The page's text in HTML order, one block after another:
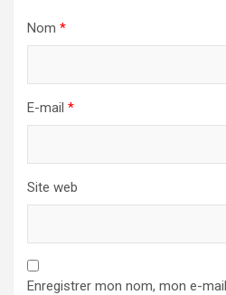
Nom *
E-mail *
Site web
Enregistrer mon nom, mon e-